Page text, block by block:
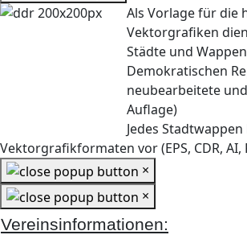
Als Vorlage für die
Vektorgrafiken
Städte und
Demokratischen
neubearbeitete
Auflage)
Jedes
Vektorgrafikformaten vor (EPS, CDR, AI,
×
×
Vereinsinformationen: